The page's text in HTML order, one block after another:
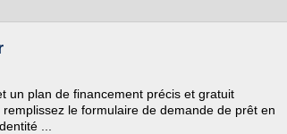
un plan de financement précis et gratuit
le formulaire de demande de prêt en
...